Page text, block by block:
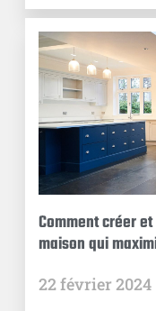
Comment créer
maison qui
22 février 2024